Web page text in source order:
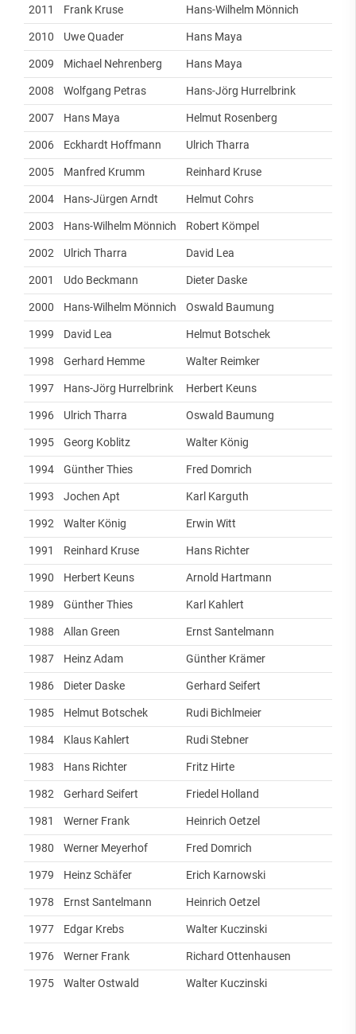
2011
Frank Kruse
Hans-Wilhelm Mönnich
2010
Uwe Quader
Hans Maya
2009
Michael Nehrenberg
Hans Maya
2008
Wolfgang Petras
Hans-Jörg Hurrelbrink
2007
Hans Maya
Helmut Rosenberg
2006
Eckhardt Hoffmann
Ulrich Tharra
2005
Manfred Krumm
Reinhard Kruse
2004
Hans-Jürgen Arndt
Helmut Cohrs
2003
Hans-Wilhelm Mönnich
Robert Kömpel
2002
Ulrich Tharra
David Lea
2001
Udo Beckmann
Dieter Daske
2000
Hans-Wilhelm Mönnich
Oswald Baumung
1999
David Lea
Helmut Botschek
1998
Gerhard Hemme
Walter Reimker
1997
Hans-Jörg Hurrelbrink
Herbert Keuns
1996
Ulrich Tharra
Oswald Baumung
1995
Georg Koblitz
Walter König
1994
Günther Thies
Fred Domrich
1993
Jochen Apt
Karl Karguth
1992
Walter König
Erwin Witt
1991
Reinhard Kruse
Hans Richter
1990
Herbert Keuns
Arnold Hartmann
1989
Günther Thies
Karl Kahlert
1988
Allan Green
Ernst Santelmann
1987
Heinz Adam
Günther Krämer
1986
Dieter Daske
Gerhard Seifert
1985
Helmut Botschek
Rudi Bichlmeier
1984
Klaus Kahlert
Rudi Stebner
1983
Hans Richter
Fritz Hirte
1982
Gerhard Seifert
Friedel Holland
1981
Werner Frank
Heinrich Oetzel
1980
Werner Meyerhof
Fred Domrich
1979
Heinz Schäfer
Erich Karnowski
1978
Ernst Santelmann
Heinrich Oetzel
1977
Edgar Krebs
Walter Kuczinski
1976
Werner Frank
Richard Ottenhausen
1975
Walter Ostwald Walter Kuczinski